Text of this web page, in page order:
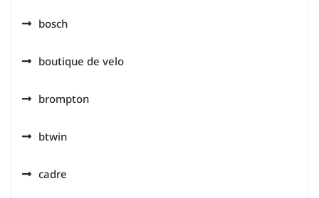
bosch
boutique de velo
brompton
btwin
cadre